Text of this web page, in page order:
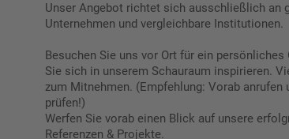
Unser Angebot richtet sich ausschließlich an
Unternehmen und vergleichbare Institutionen.
Besuchen Sie uns vor Ort für ein persönliches
Sie sich in unserem Schauraum inspirieren.
zum Mitnehmen. (Empfehlung: Vorab anrufen
prüfen!)
Werfen Sie vorab einen Blick auf unsere
Referenzen & Projekte.